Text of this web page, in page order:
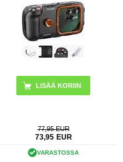
77,95 EUR
73,95 EUR
VARASTOSSA